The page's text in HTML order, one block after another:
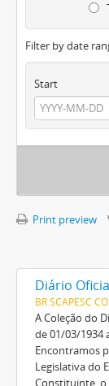
Filter by date
Start
Print preview
Diário
BR SCAPESC
A Coleção do
de 01/03/1934
Encontramos
Legislativa do
Constituinte, o